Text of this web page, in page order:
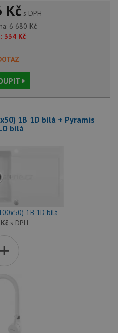
Kč s DPH
6 680 Kč
334 Kč
1B 1D bílá + Pyramis
bílá
1B 1D bílá
Kčs DPH
+